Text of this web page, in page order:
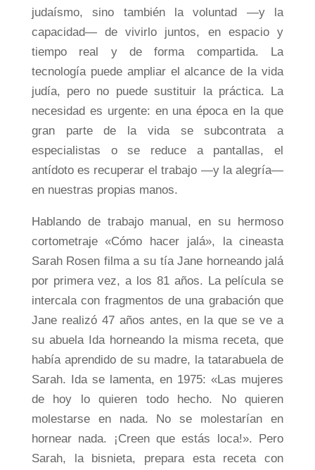
judaísmo, sino también la voluntad —y la
capacidad— de vivirlo juntos, en espacio y
tiempo real y de forma compartida. La
tecnología puede ampliar el alcance de la vida
judía, pero no puede sustituir la práctica. La
necesidad es urgente: en una época en la que
gran parte de la vida se subcontrata a
especialistas o se reduce a pantallas, el
antídoto es recuperar el trabajo —y la alegría—
en nuestras propias manos.
Hablando de trabajo manual, en su hermoso
cortometraje «Cómo hacer jalá», la cineasta
Sarah Rosen filma a su tía Jane horneando jalá
por primera vez, a los 81 años. La película se
intercala con fragmentos de una grabación que
Jane realizó 47 años antes, en la que se ve a
su abuela Ida horneando la misma receta, que
había aprendido de su madre, la tatarabuela de
Sarah. Ida se lamenta, en 1975: «Las mujeres
de hoy lo quieren todo hecho. No quieren
molestarse en nada. No se molestarían en
hornear nada. ¡Creen que estás loca!». Pero
Sarah, la bisnieta, prepara esta receta con